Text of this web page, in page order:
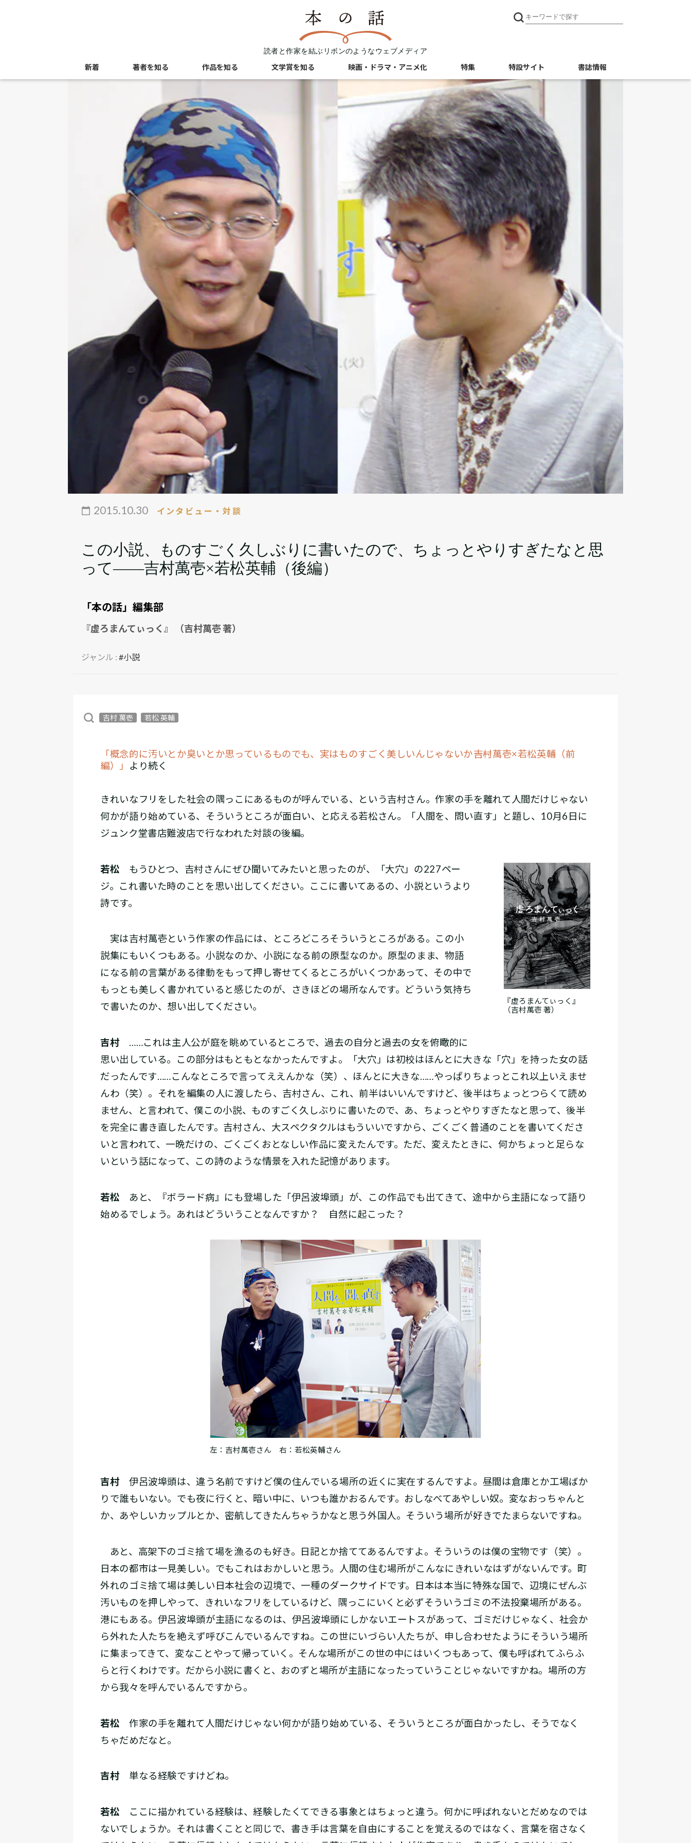
読者と作家を結ぶリボンのようなウェブメディア
新着 著者を知る 作品を知る 文学賞を知る 映画・ドラマ・アニメ化 特集 特設サイト 書誌情報
2015.10.30 インタビュー・対談
この小説、ものすごく久しぶりに書いたので、ちょっとやりすぎたなと思
って――吉村萬壱×若松英輔（後編）
「本の話」編集部
『虚ろまんてぃっく』 （吉村萬壱 著）
ジャンル : #小説
吉村 萬壱 若松 英輔
「概念的に汚いとか臭いとか思っているものでも、実はものすごく美しいんじゃないか――吉村萬壱×若松英輔（前
編）」 より続く
きれいなフリをした社会の隅っこにあるものが呼んでいる、という吉村さん。作家の手を離れて人間だけじゃない
何かが語り始めている、そういうところが面白い、と応える若松さん。「人間を、問い直す」と題し、10月6日に
ジュンク堂書店難波店で行なわれた対談の後編。
『虚ろまんてぃっく』
（吉村萬壱 著）
若松 もうひとつ、吉村さんにぜひ聞いてみたいと思ったのが、「大穴」の227ペー
ジ。これ書いた時のことを思い出してください。ここに書いてあるの、小説というより
詩です。
実は吉村萬壱という作家の作品には、ところどころそういうところがある。この小
説集にもいくつもある。小説なのか、小説になる前の原型なのか。原型のまま、物語
になる前の言葉がある律動をもって押し寄せてくるところがいくつかあって、その中で
もっとも美しく書かれていると感じたのが、さきほどの場所なんです。どういう気持ち
で書いたのか、想い出してください。
吉村 ……これは主人公が庭を眺めているところで、過去の自分と過去の女を俯瞰的に
思い出している。この部分はもともとなかったんですよ。「大穴」は初校はほんとに大きな「穴」を持った女の話
だったんです……こんなところで言ってええんかな（笑）、ほんとに大きな……やっぱりちょっとこれ以上いえませ
んわ（笑）。それを編集の人に渡したら、吉村さん、これ、前半はいいんですけど、後半はちょっとつらくて読め
ません、と言われて、僕この小説、ものすごく久しぶりに書いたので、あ、ちょっとやりすぎたなと思って、後半
を完全に書き直したんです。吉村さん、大スペクタクルはもういいですから、ごくごく普通のことを書いてくださ
いと言われて、一晩だけの、ごくごくおとなしい作品に変えたんです。ただ、変えたときに、何かちょっと足らな
いという話になって、この詩のような情景を入れた記憶があります。
若松 あと、『ボラード病』にも登場した「伊呂波埠頭」が、この作品でも出てきて、途中から主語になって語り
始めるでしょう。あれはどういうことなんですか？ 自然に起こった？
左：吉村萬壱さん 右：若松英輔さん
吉村 伊呂波埠頭は、違う名前ですけど僕の住んでいる場所の近くに実在するんですよ。昼間は倉庫とか工場ばか
りで誰もいない。でも夜に行くと、暗い中に、いつも誰かおるんです。おしなべてあやしい奴。変なおっちゃんと
か、あやしいカップルとか、密航してきたんちゃうかなと思う外国人。そういう場所が好きでたまらないですね。
あと、高架下のゴミ捨て場を漁るのも好き。日記とか捨ててあるんですよ。そういうのは僕の宝物です（笑）。
日本の都市は一見美しい。でもこれはおかしいと思う。人間の住む場所がこんなにきれいなはずがないんです。町
外れのゴミ捨て場は美しい日本社会の辺境で、一種のダークサイドです。日本は本当に特殊な国で、辺境にぜんぶ
汚いものを押しやって、きれいなフリをしているけど、隅っこにいくと必ずそういうゴミの不法投棄場所がある。
港にもある。伊呂波埠頭が主語になるのは、伊呂波埠頭にしかないエートスがあって、ゴミだけじゃなく、社会か
ら外れた人たちを絶えず呼びこんでいるんですね。この世にいづらい人たちが、申し合わせたようにそういう場所
に集まってきて、変なことやって帰っていく。そんな場所がこの世の中にはいくつもあって、僕も呼ばれてふらふ
らと行くわけです。だから小説に書くと、おのずと場所が主語になったっていうことじゃないですかね。場所の方
から我々を呼んでいるんですから。
若松 作家の手を離れて人間だけじゃない何かが語り始めている、そういうところが面白かったし、そうでなく
ちゃだめだなと。
吉村 単なる経験ですけどね。
若松 ここに描かれている経験は、経験したくてできる事象とはちょっと違う。何かに呼ばれないとだめなのでは
ないでしょうか。それは書くことと同じで、書き手は言葉を自由にすることを覚えるのではなく、言葉を宿さなく